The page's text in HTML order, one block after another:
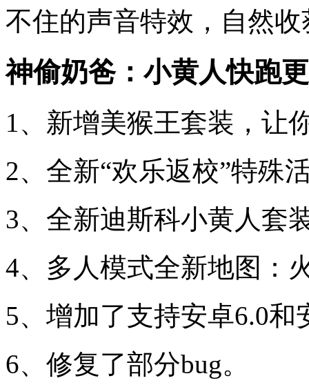
不住的声音特效，自然
神偷奶爸：小黄人快跑
1、新增美猴王套装，让
2、全新“欢乐返校”特殊
3、全新迪斯科小黄人套
4、多人模式全新地图：
5、增加了支持安卓6.0和
6、修复了部分bug。